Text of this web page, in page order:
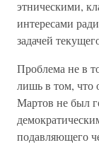
этническими,
интересами
задачей
Проблема не в
лишь в том, что
Мартов не был
подавляющего